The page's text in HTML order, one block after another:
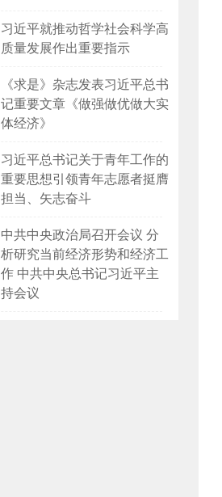
习近平就推动哲学社会科学高
质量发展作出重要指示
《求是》杂志发表习近平总书
记重要文章《做强做优做大实
体经济》
习近平总书记关于青年工作的
重要思想引领青年志愿者挺膺
担当、矢志奋斗
中共中央政治局召开会议 分
析研究当前经济形势和经济工
作 中共中央总书记习近平主
持会议